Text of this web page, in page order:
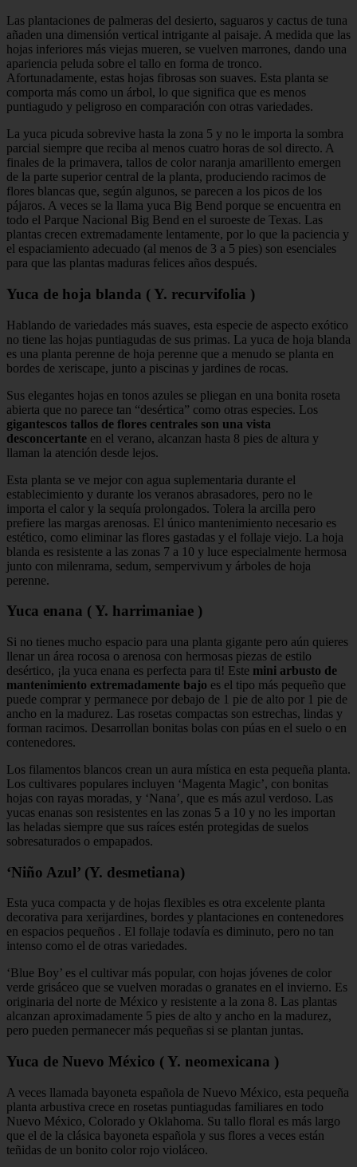
Las plantaciones de palmeras del desierto, saguaros y cactus de tuna
añaden una dimensión vertical intrigante al paisaje. A medida que las
hojas inferiores más viejas mueren, se vuelven marrones, dando una
apariencia peluda sobre el tallo en forma de tronco.
Afortunadamente, estas hojas fibrosas son suaves. Esta planta se
comporta más como un árbol, lo que significa que es menos
puntiagudo y peligroso en comparación con otras variedades.
La yuca picuda sobrevive hasta la zona 5 y no le importa la sombra
parcial siempre que reciba al menos cuatro horas de sol directo. A
finales de la primavera, tallos de color naranja amarillento emergen
de la parte superior central de la planta, produciendo racimos de
flores blancas que, según algunos, se parecen a los picos de los
pájaros. A veces se la llama yuca Big Bend porque se encuentra en
todo el Parque Nacional Big Bend en el suroeste de Texas. Las
plantas crecen extremadamente lentamente, por lo que la paciencia y
el espaciamiento adecuado (al menos de 3 a 5 pies) son esenciales
para que las plantas maduras felices años después.
Yuca de hoja blanda ( Y. recurvifolia )
Hablando de variedades más suaves, esta especie de aspecto exótico
no tiene las hojas puntiagudas de sus primas. La yuca de hoja blanda
es una planta perenne de hoja perenne que a menudo se planta en
bordes de xeriscape, junto a piscinas y jardines de rocas.
Sus elegantes hojas en tonos azules se pliegan en una bonita roseta
abierta que no parece tan “desértica” como otras especies. Los
gigantescos tallos de flores centrales son una vista
desconcertante en el verano, alcanzan hasta 8 pies de altura y
llaman la atención desde lejos.
Esta planta se ve mejor con agua suplementaria durante el
establecimiento y durante los veranos abrasadores, pero no le
importa el calor y la sequía prolongados. Tolera la arcilla pero
prefiere las margas arenosas. El único mantenimiento necesario es
estético, como eliminar las flores gastadas y el follaje viejo. La hoja
blanda es resistente a las zonas 7 a 10 y luce especialmente hermosa
junto con milenrama, sedum, sempervivum y árboles de hoja
perenne.
Yuca enana ( Y. harrimaniae )
Si no tienes mucho espacio para una planta gigante pero aún quieres
llenar un área rocosa o arenosa con hermosas piezas de estilo
desértico, ¡la yuca enana es perfecta para ti! Este mini arbusto de
mantenimiento extremadamente bajo es el tipo más pequeño que
puede comprar y permanece por debajo de 1 pie de alto por 1 pie de
ancho en la madurez. Las rosetas compactas son estrechas, lindas y
forman racimos. Desarrollan bonitas bolas con púas en el suelo o en
contenedores.
Los filamentos blancos crean un aura mística en esta pequeña planta.
Los cultivares populares incluyen ‘Magenta Magic’, con bonitas
hojas con rayas moradas, y ‘Nana’, que es más azul verdoso. Las
yucas enanas son resistentes en las zonas 5 a 10 y no les importan
las heladas siempre que sus raíces estén protegidas de suelos
sobresaturados o empapados.
‘Niño Azul’ (Y. desmetiana)
Esta yuca compacta y de hojas flexibles es otra excelente planta
decorativa para xerijardines, bordes y plantaciones en contenedores
en espacios pequeños . El follaje todavía es diminuto, pero no tan
intenso como el de otras variedades.
‘Blue Boy’ es el cultivar más popular, con hojas jóvenes de color
verde grisáceo que se vuelven moradas o granates en el invierno. Es
originaria del norte de México y resistente a la zona 8. Las plantas
alcanzan aproximadamente 5 pies de alto y ancho en la madurez,
pero pueden permanecer más pequeñas si se plantan juntas.
Yuca de Nuevo México ( Y. neomexicana )
A veces llamada bayoneta española de Nuevo México, esta pequeña
planta arbustiva crece en rosetas puntiagudas familiares en todo
Nuevo México, Colorado y Oklahoma. Su tallo floral es más largo
que el de la clásica bayoneta española y sus flores a veces están
teñidas de un bonito color rojo violáceo.